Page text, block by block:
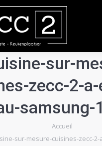
sur-
zecc-2-
samsung-
Accueil
sur-mesure-cuisines-zecc-